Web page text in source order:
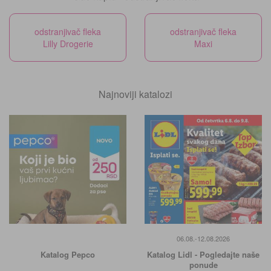
odstranjivač fleka
Lilly Drogerie
odstranjivač fleka
Maxi
Najnoviji katalozi
Katalog Pepco
06.08.-12.08.2026
Katalog Lidl - Pogledajte naše
ponude